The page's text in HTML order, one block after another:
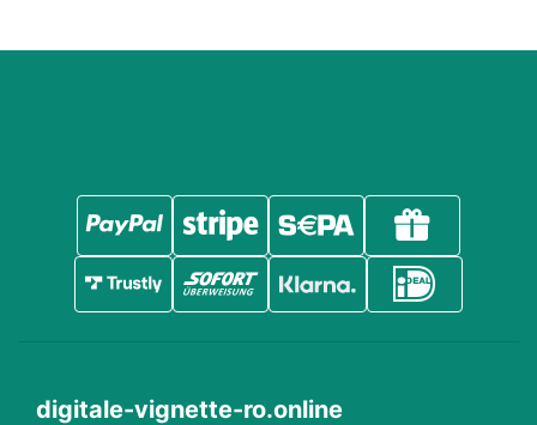
digitale-vignette-ro.online